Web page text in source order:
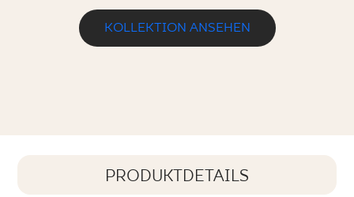
KOLLEKTION ANSEHEN
PRODUKTDETAILS